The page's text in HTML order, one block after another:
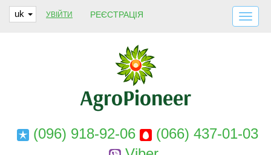
uk УВІЙТИ РЕЄСТРАЦІЯ
ДОСТАВКА І ОПЛАТА
ПРО НАС
ГАРАНТІЇ
КОНТАКТИ
(096) 918-92-06
(066) 437-01-03